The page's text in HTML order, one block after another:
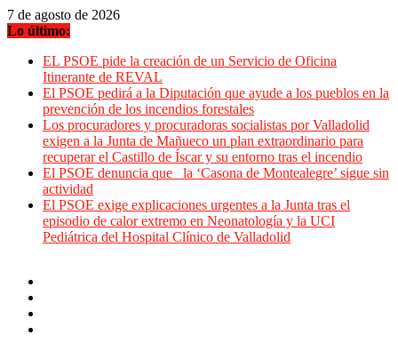
Saltar
al
7 de agosto de 2026
Lo último:
EL PSOE pide la creación de un Servicio de Oficina
Itinerante de REVAL
El PSOE pedirá a la Diputación que ayude a los pueblos en la
prevención de los incendios forestales
Los procuradores y procuradoras socialistas por Valladolid
exigen a la Junta de Mañueco un plan extraordinario para
recuperar el Castillo de Íscar y su entorno tras el incendio
El PSOE denuncia que la ‘Casona de Montealegre’ sigue sin
actividad
El PSOE exige explicaciones urgentes a la Junta tras el
episodio de calor extremo en Neonatología y la UCI
Pediátrica del Hospital Clínico de Valladolid